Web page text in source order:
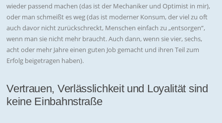
wieder passend machen (das ist der Mechaniker und Optimist in mir),
oder man schmeißt es weg (das ist moderner Konsum, der viel zu oft
auch davor nicht zurückschreckt, Menschen einfach zu „entsorgen“,
wenn man sie nicht mehr braucht. Auch dann, wenn sie vier, sechs,
acht oder mehr Jahre einen guten Job gemacht und ihren Teil zum
Erfolg beigetragen haben).
Vertrauen, Verlässlichkeit und Loyalität sind
keine Einbahnstraße